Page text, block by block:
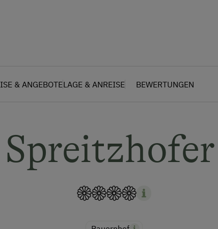
& ANGEBOTELAGE & ANREISE BEWERTUNGEN